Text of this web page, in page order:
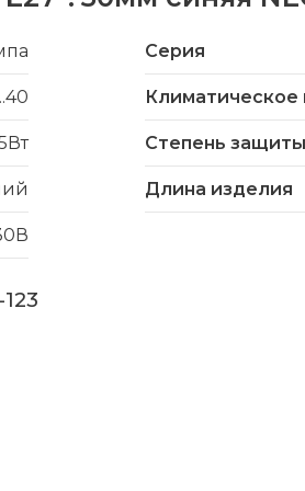
Серия
Климатическое
Степень защиты
Длина изделия